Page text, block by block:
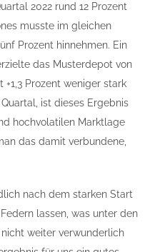
2022 rund 12 Prozent
musste im gleichen
Prozent hinnehmen. Ein
das Musterdepot von
+1,3 Prozent weniger stark
ist dieses Ergebnis
hochvolatilen Marktlage
das damit verbundene,
nach dem starken Start
lassen, was unter den
weiter verwunderlich